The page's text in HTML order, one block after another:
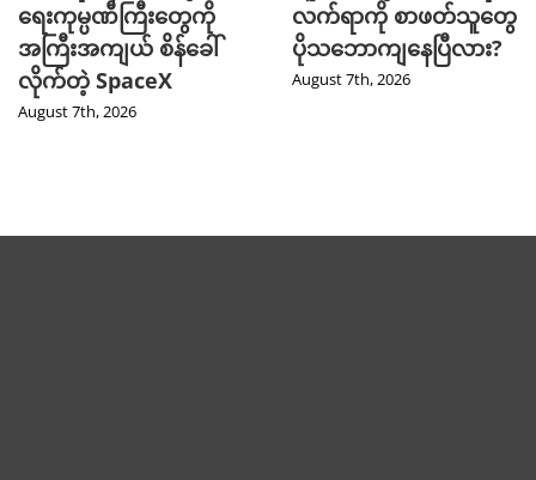
ရေးကုမ္ပဏီကြီးတွေကို
အကြီးအကျယ် စိန်ခေါ်
လိုက်တဲ့ SpaceX
August 7th, 2026
လက်ရာကို စာဖတ်သူတွေ
ပိုသဘောကျနေပြီလား?
August 7th, 2026